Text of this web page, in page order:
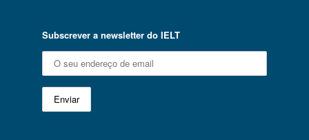
Subscrever a newsletter do IELT